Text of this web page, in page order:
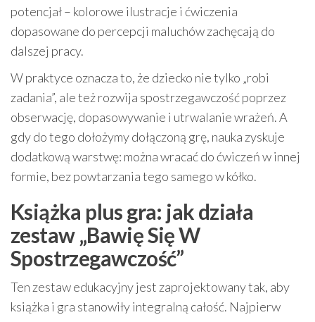
potencjał – kolorowe ilustracje i ćwiczenia
dopasowane do percepcji maluchów zachęcają do
dalszej pracy.
W praktyce oznacza to, że dziecko nie tylko „robi
zadania”, ale też rozwija spostrzegawczość poprzez
obserwację, dopasowywanie i utrwalanie wrażeń. A
gdy do tego dołożymy dołączoną grę, nauka zyskuje
dodatkową warstwę: można wracać do ćwiczeń w innej
formie, bez powtarzania tego samego w kółko.
Książka plus gra: jak działa
zestaw „Bawię Się W
Spostrzegawczość”
Ten zestaw edukacyjny jest zaprojektowany tak, aby
książka i gra stanowiły integralną całość. Najpierw